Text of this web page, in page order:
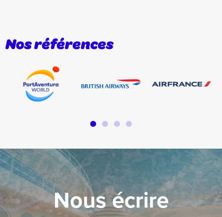
Nos références
Nous écrire